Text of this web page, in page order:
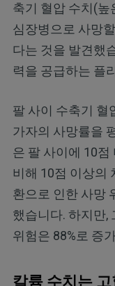
축기 혈압 수치(높
심장병으로 사망
다는 것을 발견했
력을 공급하는 플
팔 사이 수축기 혈
가자의 사망률을
은 팔 사이에 10점
비해 10점 이상의
환으로 인한 사망
했습니다. 하지만,
위험은 88%로 증
칼륨 수치는